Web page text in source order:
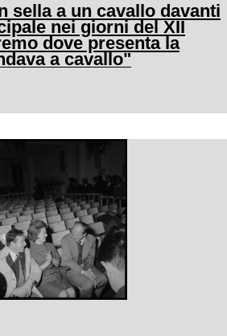
sella a un cavallo davanti
nei giorni del XII
dove presenta la
a cavallo"